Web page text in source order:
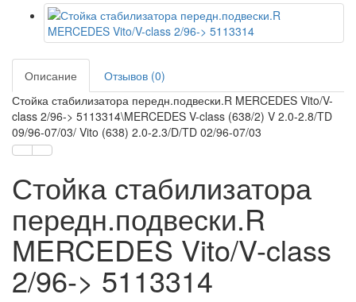
Описание
Отзывов (0)
Стойка стабилизатора передн.подвески.R MERCEDES Vito/V-
class 2/96-> 5113314\MERCEDES V-class (638/2) V 2.0-2.8/TD
09/96-07/03/ Vito (638) 2.0-2.3/D/TD 02/96-07/03
Стойка стабилизатора
передн.подвески.R
MERCEDES Vito/V-class
2/96-> 5113314